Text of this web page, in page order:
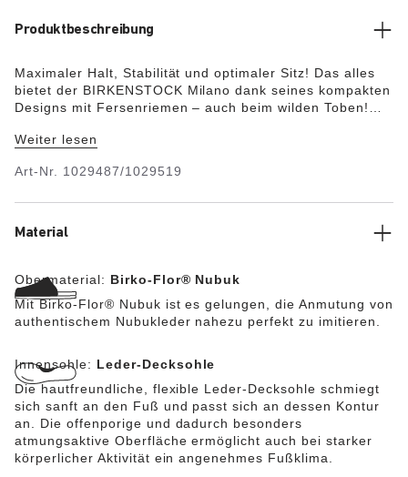
Produktbeschreibung
Maximaler Halt, Stabilität und optimaler Sitz! Das alles
bietet der BIRKENSTOCK Milano dank seines kompakten
Designs mit Fersenriemen – auch beim wilden Toben!
strapazierfähigen Synthetikmaterial Birko-Flor® in edler
Leder zum Verwechseln ähnlich.
Weiter lesen
Art-Nr. 1029487/1029519
Material
Obermaterial: Birko-Flor® Nubuk
Mit Birko-Flor® Nubuk ist es gelungen, die Anmutung von
authentischem Nubukleder nahezu perfekt zu imitieren.
Innensohle: Leder-Decksohle
Die hautfreundliche, flexible Leder-Decksohle schmiegt
sich sanft an den Fuß und passt sich an dessen Kontur
an. Die offenporige und dadurch besonders
atmungsaktive Oberfläche ermöglicht auch bei starker
körperlicher Aktivität ein angenehmes Fußklima.